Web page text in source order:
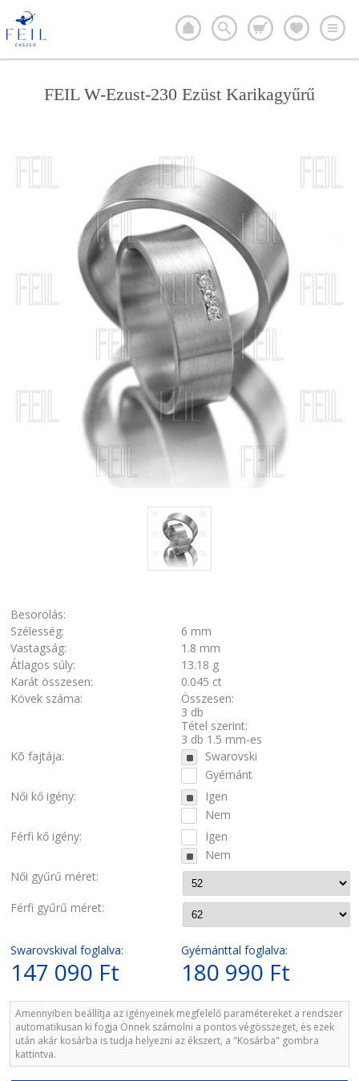
FEIL W-Ezust-230 Ezüst Karikagyűrű
Besorolás:
Szélesség:
6 mm
Vastagság:
1.8 mm
Átlagos súly:
13.18 g
Karát összesen:
0.045 ct
Kövek száma:
Összesen:
3 db
Tétel szerint:
3 db 1.5 mm-es
Kõ fajtája:
Swarovski
Gyémánt
Női kő igény:
Igen
Nem
Férfi kő igény:
Igen
Nem
Női gyűrű méret:
Férfi gyűrű méret:
Swarovskival foglalva:
147 090 Ft
Gyémánttal foglalva:
180 990 Ft
Amennyiben beállítja az igényeinek megfelelő paramétereket a rendszer
automatikusan ki fogja Önnek számolni a pontos végösszeget, és ezek
után akár kosárba is tudja helyezni az ékszert, a "Kosárba" gombra
kattintva.